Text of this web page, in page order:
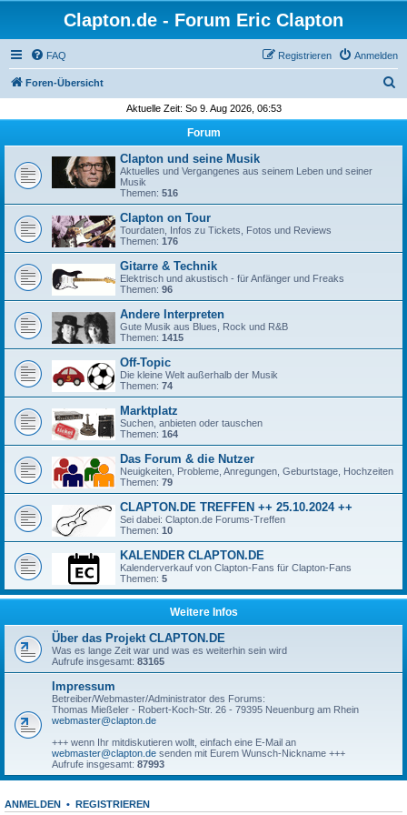
Clapton.de - Forum Eric Clapton
FAQ Anmelden
Registrieren
Foren-Übersicht
h
Aktuelle Zeit: So 9. Aug 2026, 06:53
Forum
Clapton und seine Musik
Aktuelles und Vergangenes aus seinem Leben und seiner
Musik
Themen: 516
Clapton on Tour
Tourdaten, Infos zu Tickets, Fotos und Reviews
Themen: 176
Gitarre & Technik
Elektrisch und akustisch - für Anfänger und Freaks
Themen: 96
Andere Interpreten
Gute Musik aus Blues, Rock und R&B
Themen: 1415
Off-Topic
Die kleine Welt außerhalb der Musik
Themen: 74
Marktplatz
Suchen, anbieten oder tauschen
Themen: 164
Das Forum & die Nutzer
Neuigkeiten, Probleme, Anregungen, Geburtstage, Hochzeiten
Themen: 79
CLAPTON.DE TREFFEN ++ 25.10.2024 ++
Sei dabei: Clapton.de Forums-Treffen
Themen: 10
KALENDER CLAPTON.DE
Kalenderverkauf von Clapton-Fans für Clapton-Fans
Themen: 5
Weitere Infos
Über das Projekt CLAPTON.DE
Was es lange Zeit war und was es weiterhin sein wird
Aufrufe insgesamt: 83165
Impressum
Betreiber/Webmaster/Administrator des Forums:
Thomas Mießeler - Robert-Koch-Str. 26 - 79395 Neuenburg am Rhein
webmaster@clapton.de
+++ wenn Ihr mitdiskutieren wollt, einfach eine E-Mail an
webmaster@clapton.de senden mit Eurem Wunsch-Nickname +++
Aufrufe insgesamt: 87993
ANMELDEN • REGISTRIEREN